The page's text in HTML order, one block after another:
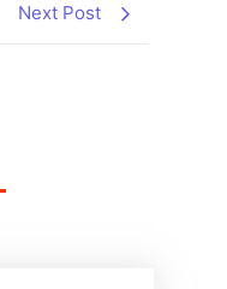
Next Post